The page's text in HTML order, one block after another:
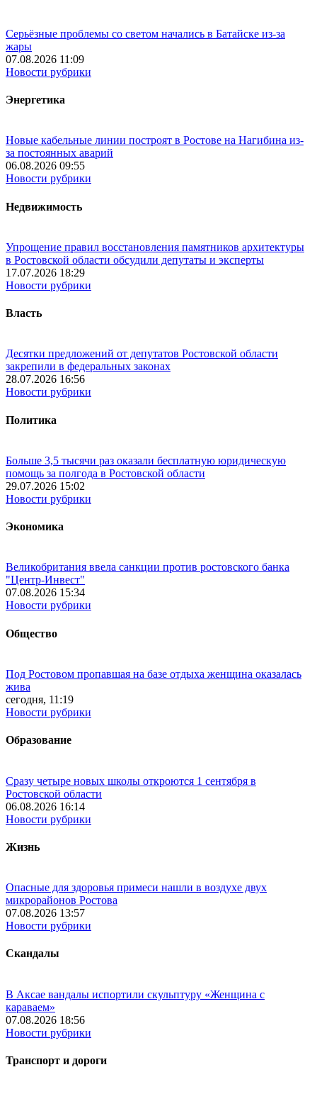
Серьёзные проблемы со светом начались в Батайске из-за
жары
07.08.2026 11:09
Новости рубрики
Энергетика
Новые кабельные линии построят в Ростове на Нагибина из-
за постоянных аварий
06.08.2026 09:55
Новости рубрики
Недвижимость
Упрощение правил восстановления памятников архитектуры
в Ростовской области обсудили депутаты и эксперты
17.07.2026 18:29
Новости рубрики
Власть
Десятки предложений от депутатов Ростовской области
закрепили в федеральных законах
28.07.2026 16:56
Новости рубрики
Политика
Больше 3,5 тысячи раз оказали бесплатную юридическую
помощь за полгода в Ростовской области
29.07.2026 15:02
Новости рубрики
Экономика
Великобритания ввела санкции против ростовского банка
"Центр-Инвест"
07.08.2026 15:34
Новости рубрики
Общество
Под Ростовом пропавшая на базе отдыха женщина оказалась
жива
сегодня, 11:19
Новости рубрики
Образование
Сразу четыре новых школы откроются 1 сентября в
Ростовской области
06.08.2026 16:14
Новости рубрики
Жизнь
Опасные для здоровья примеси нашли в воздухе двух
микрорайонов Ростова
07.08.2026 13:57
Новости рубрики
Скандалы
В Аксае вандалы испортили скульптуру «Женщина с
караваем»
07.08.2026 18:56
Новости рубрики
Транспорт и дороги